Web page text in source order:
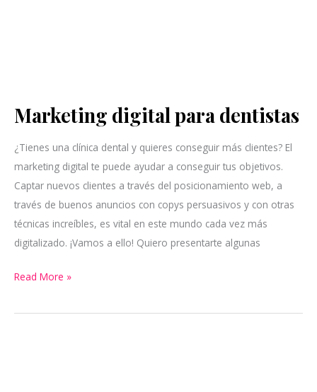
Marketing digital para dentistas
¿Tienes una clínica dental y quieres conseguir más clientes? El
marketing digital te puede ayudar a conseguir tus objetivos.
Captar nuevos clientes a través del posicionamiento web, a
través de buenos anuncios con copys persuasivos y con otras
técnicas increíbles, es vital en este mundo cada vez más
digitalizado. ¡Vamos a ello! Quiero presentarte algunas
Marketing
para
dentistas
Read More »